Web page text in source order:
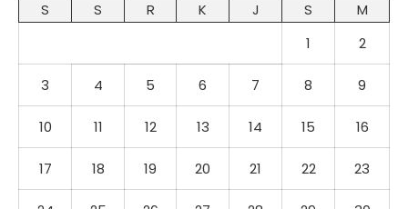
S S R K J S
M
1
2
3 4 5 6 7 8 9
10 11 12 13 14 15 16
17 18 19 20 21 22 23